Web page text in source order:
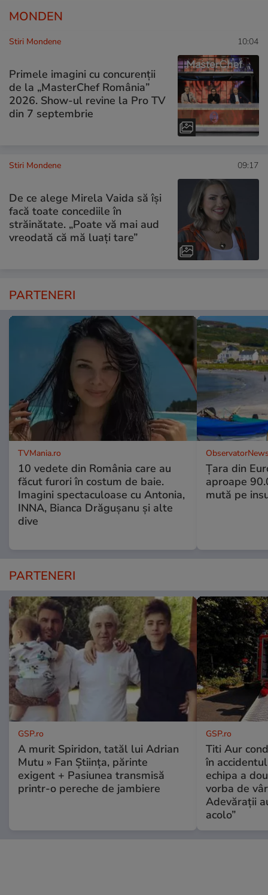
MONDEN
Stiri Mondene 10:04
Primele imagini cu concurenții
de la „MasterChef România”
2026. Show-ul revine la Pro TV
din 7 septembrie
Stiri Mondene 09:17
De ce alege Mirela Vaida să își
facă toate concediile în
străinătate. „Poate vă mai aud
vreodată că mă luați tare”
PARTENERI
TVMania.ro
10 vedete din România care au
făcut furori în costum de baie.
Imagini spectaculoase cu Antonia,
INNA, Bianca Drăgușanu și alte
dive
Țara din
aproape
mută pe
PARTENERI
GSP.ro
A murit Spiridon, tatăl lui Adrian
Mutu » Fan Știința, părinte
exigent + Pasiunea transmisă
printr-o pereche de jambiere
GSP.ro
Titi Aur
în
echipa a
vorba de
Adevărații
acolo”